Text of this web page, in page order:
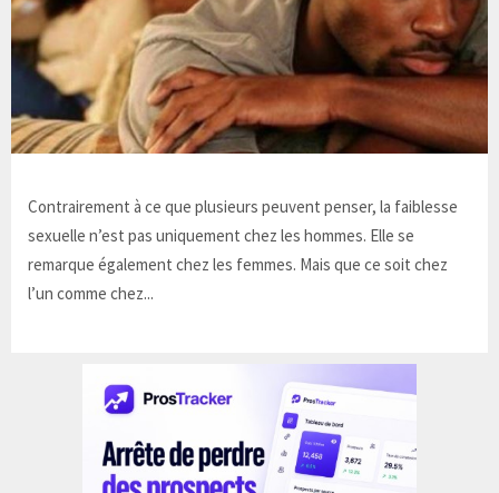
Contrairement à ce que plusieurs peuvent penser, la faiblesse
sexuelle n’est pas uniquement chez les hommes. Elle se
remarque également chez les femmes. Mais que ce soit chez
l’un comme chez...